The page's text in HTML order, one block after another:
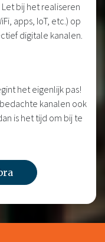
Let bij het realiseren
apps, IoT, etc.) op
digitale kanalen.
het eigenlijk pas!
kanalen ook
is het tijd om bij te